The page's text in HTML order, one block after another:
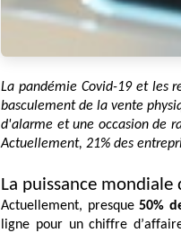
La pandémie Covid-19 et les
basculement de la vente
d'alarme et une occasion de
Actuellement, 21% des
La puissance mondiale
Actuellement, presque 50%
ligne pour un chiffre